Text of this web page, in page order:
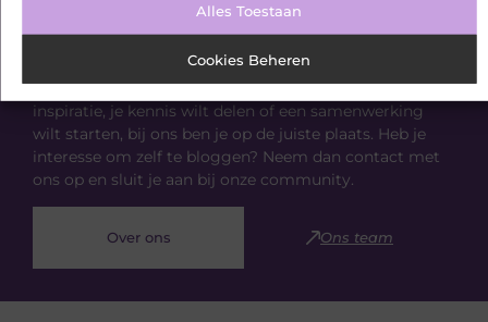
Alles Toestaan
Cookies Beheren
Seedsearchservice.nl
Ivonnedekoning.nl is dé plek voor algemene blogs over
diverse onderwerpen. Of je nu op zoek bent naar
inspiratie, je kennis wilt delen of een samenwerking
wilt starten, bij ons ben je op de juiste plaats. Heb je
interesse om zelf te bloggen? Neem dan contact met
ons op en sluit je aan bij onze community.
Over ons Ons team